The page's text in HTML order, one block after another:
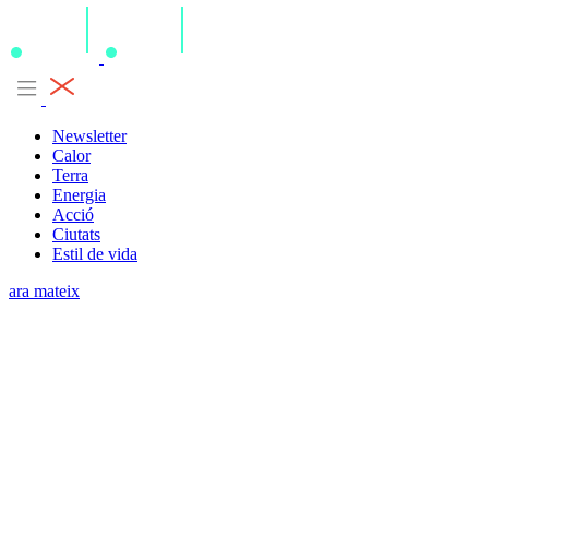
Newsletter
Calor
Terra
Energia
Acció
Ciutats
Estil de vida
ara mateix